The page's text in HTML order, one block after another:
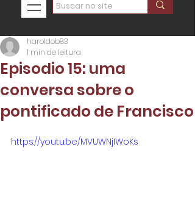
Episodio 15: uma
conversa sobre o
pontificado de Francisco
haroldob83
1 min de leitura
https://youtu.be/MVUWNjIWoKs